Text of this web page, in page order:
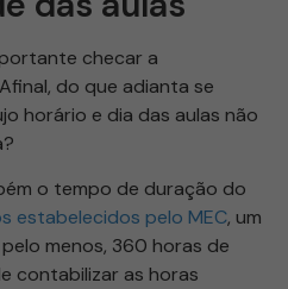
checar a
do que adianta se
horário e dia das aulas não
o tempo de duração do
estabelecidos pelo MEC, um
menos, 360 horas de
contabilizar as horas